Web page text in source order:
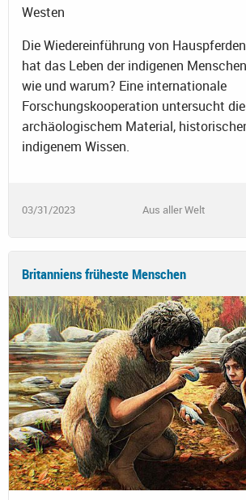
Westen
Die Wiedereinführung von
hat das Leben der indigenen
wie und warum? Eine internationale
Forschungskooperation untersucht
archäologischem Material,
indigenem Wissen.
03/31/2023 Aus aller Welt
Britanniens früheste Menschen